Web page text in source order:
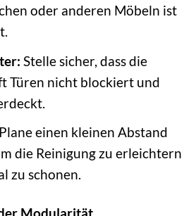
oder anderen Möbeln ist
Stelle sicher, dass die
Türen nicht blockiert und
Plane einen kleinen Abstand
die Reinigung zu erleichtern
zu schonen.